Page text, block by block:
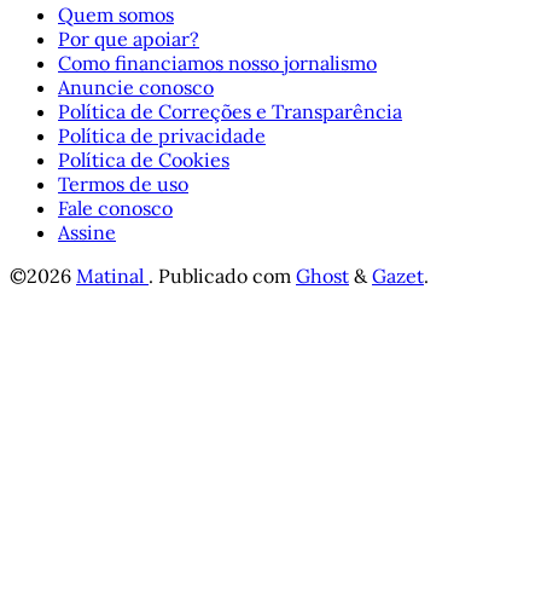
Quem somos
Por que apoiar?
Como financiamos nosso jornalismo
Anuncie conosco
Política de Correções e Transparência
Política de privacidade
Política de Cookies
Termos de uso
Fale conosco
Assine
©2026 Matinal . Publicado com Ghost & Gazet.